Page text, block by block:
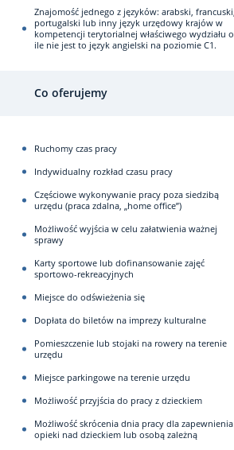
Znajomość jednego z języków: arabski, francuski,
portugalski lub inny język urzędowy krajów w
kompetencji terytorialnej właściwego wydziału o
ile nie jest to język angielski na poziomie C1.
Co oferujemy
Ruchomy czas pracy
Indywidualny rozkład czasu pracy
Częściowe wykonywanie pracy poza siedzibą
urzędu (praca zdalna, „home office”)
Możliwość wyjścia w celu załatwienia ważnej
sprawy
Karty sportowe lub dofinansowanie zajęć
sportowo-rekreacyjnych
Miejsce do odświeżenia się
Dopłata do biletów na imprezy kulturalne
Pomieszczenie lub stojaki na rowery na terenie
urzędu
Miejsce parkingowe na terenie urzędu
Możliwość przyjścia do pracy z dzieckiem
Możliwość skrócenia dnia pracy dla zapewnienia
opieki nad dzieckiem lub osobą zależną